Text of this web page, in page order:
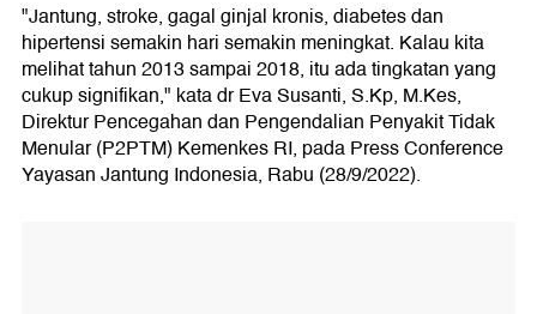
"Jantung, stroke, gagal ginjal kronis, diabetes dan
hipertensi semakin hari semakin meningkat. Kalau kita
melihat tahun 2013 sampai 2018, itu ada tingkatan yang
cukup signifikan," kata dr Eva Susanti, S.Kp, M.Kes,
Direktur Pencegahan dan Pengendalian Penyakit Tidak
Menular (P2PTM) Kemenkes RI, pada Press Conference
Yayasan Jantung Indonesia, Rabu (28/9/2022).